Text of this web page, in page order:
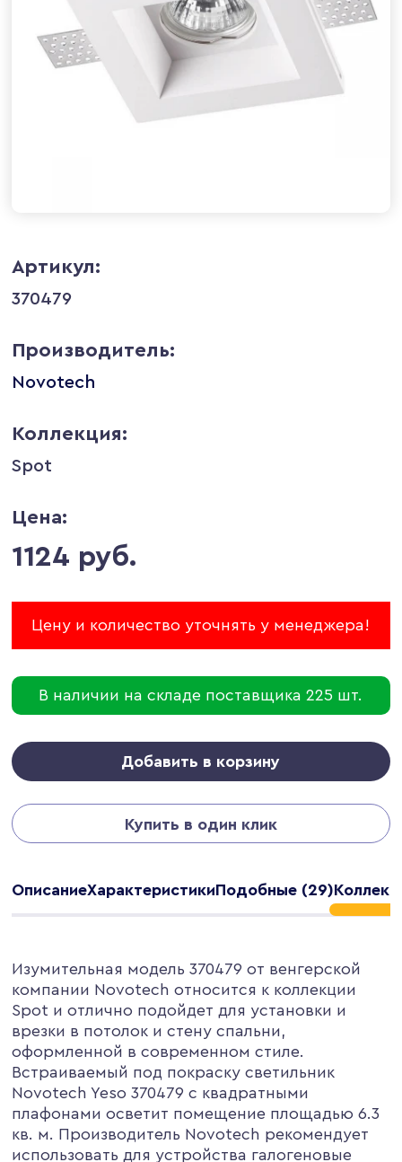
Артикул:
370479
Производитель:
Novotech
Коллекция:
Spot
Цена:
1124 руб.
Цену и количество уточнять у менеджера!
В наличии на складе поставщика 225 шт.
Добавить в корзину
Купить в один клик
ОписаниеХарактеристикиПодобные (29)
Изумительная модель 370479 от венгерской
компании Novotech относится к коллекции
Spot и отлично подойдет для установки и
врезки в потолок и стену спальни,
оформленной в современном стиле.
Встраиваемый под покраску светильник
Novotech Yeso 370479 с квадратными
плафонами осветит помещение площадью 6.3
кв. м. Производитель Novotech рекомендует
использовать для устройства галогеновые